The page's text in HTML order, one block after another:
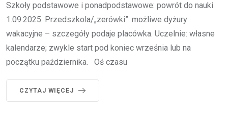
Szkoły podstawowe i ponadpodstawowe: powrót do nauki
1.09.2025. Przedszkola/„zerówki”: możliwe dyżury
wakacyjne – szczegóły podaje placówka. Uczelnie: własne
kalendarze; zwykle start pod koniec września lub na
początku października. Oś czasu
CZYTAJ WIĘCEJ